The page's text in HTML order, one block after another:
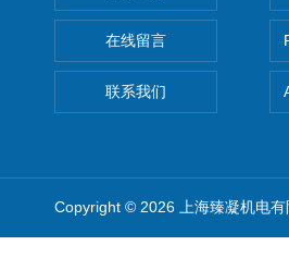
在线留言
联系我们
Copyright © 2026 上海臻凝机电